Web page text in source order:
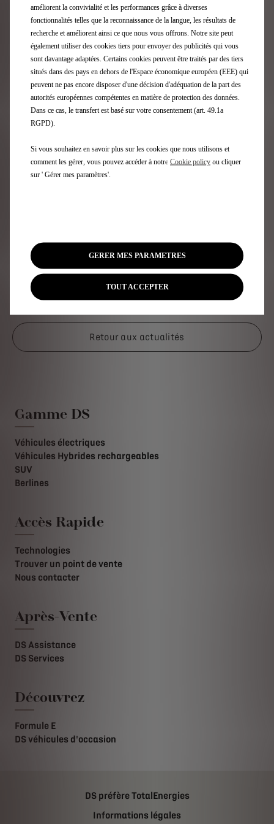
CHIFFRES CLÉS DEPUIS L'IMPLICATION DE DS AUTOMOBILES EN
105 courses
4 titres de champion
16 victoires
47 podiums
22 pole positions
Après trois podiums et d’énormes enseignements
récoltés au cours des courses difficiles, DS
Automobiles se prépare d’ores et déjà pour revenir
Revivez les moments forts de la Saison
Retour aux actualités
Gamme DS
Véhicules électriques
Véhicules Hybrides rechargeables
SUV
Berlines
Accès Rapide
Technologies
Trouver un point de vente
Nous contacter
Après-Vente
DS Assistance
DS Services
Découvrez
Formule E
DS véhicules d'occasion
DS préfère TotalEnergies
Informations légales
améliorent la convivialité et les performances grâce à diverses
fonctionnalités telles que la reconnaissance de la langue, les résultats de
recherche et améliorent ainsi ce que nous vous offrons. Notre site peut
également utiliser des cookies tiers pour envoyer des publicités qui vous
sont davantage adaptées. Certains cookies peuvent être traités par des tiers
situés dans des pays en dehors de l'Espace économique européen (EEE) qui
peuvent ne pas encore disposer d'une décision d'adéquation de la part des
autorités européennes compétentes en matière de protection des données.
Dans ce cas, le transfert est basé sur votre consentement (art. 49.1a
RGPD).
Si vous souhaitez en savoir plus sur les cookies que nous utilisons et
comment les gérer, vous pouvez accéder à notre Cookie policy ou cliquer
sur ' Gérer mes paramètres'.
GERER MES PARAMETRES
TOUT ACCEPTER